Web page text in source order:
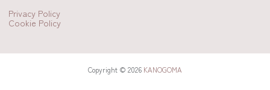
Privacy Policy
Cookie Policy
Copyright © 2026 KANOGOMA